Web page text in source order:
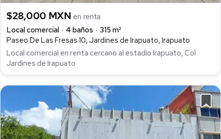
$28,000 MXN en renta
Local comercial
4 baños
315 m²
Paseo De Las Fresas 10, Jardines de Irapuato, Irapuato
Local comercial en renta cercano al estadio Irapuato, Col
Jardines de Irapuato